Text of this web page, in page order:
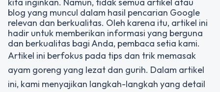
blog yang muncul dalam hasil pencarian Google
relevan dan berkualitas. Oleh karena itu, artikel ini
hadir untuk memberikan informasi yang berguna
dan berkualitas bagi Anda, pembaca setia kami.
Artikel ini berfokus pada tips dan trik memasak
ayam goreng yang lezat dan gurih. Dalam artikel
ini, kami menyajikan langkah-langkah yang detail